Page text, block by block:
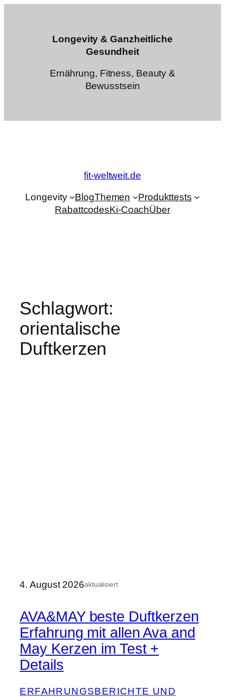
Longevity & Ganzheitliche
Gesundheit
Ernährung, Fitness, Beauty &
Bewusstsein
fit-weltweit.de
Longevity BlogThemen
Produkttests
RabattcodesKi-CoachÜber
Schlagwort:
orientalische
Duftkerzen
4. August 2026aktualisiert
AVA&MAY beste Duftkerzen
Erfahrung mit allen Ava and
May Kerzen im Test +
Details
ERFAHRUNGSBERICHTE UND